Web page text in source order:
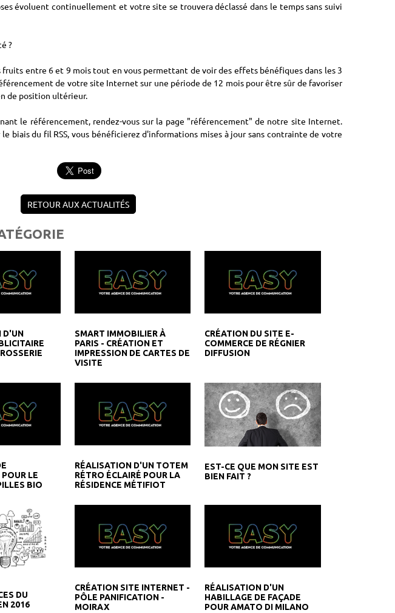
évoluent continuellement et votre site se trouvera déclassé dans le temps sans suivi
?
entre 6 et 9 mois tout en vous permettant de voir des effets bénéfiques dans les 3
de votre site Internet sur une période de 12 mois pour être sûr de favoriser
de position ultérieur.
le référencement, rendez-vous sur la page "référencement" de notre site Internet.
biais du fil RSS, vous bénéficierez d'informations mises à jour sans contrainte de votre
RETOUR AUX ACTUALITÉS
D'UN
SMART IMMOBILIER À
PARIS - CRÉATION ET
IMPRESSION DE CARTES DE
VISITE
CRÉATION DU SITE E-
COMMERCE DE RÉGNIER
DIFFUSION
LE
BIO
RÉALISATION D'UN TOTEM
RÉTRO ÉCLAIRÉ POUR LA
RÉSIDENCE MÉTIFIOT
EST-CE QUE MON SITE EST
BIEN FAIT ?
DU
2016
CRÉATION SITE INTERNET -
PÔLE PANIFICATION -
MOIRAX
RÉALISATION D'UN
HABILLAGE DE FAÇADE
POUR AMATO DI MILANO